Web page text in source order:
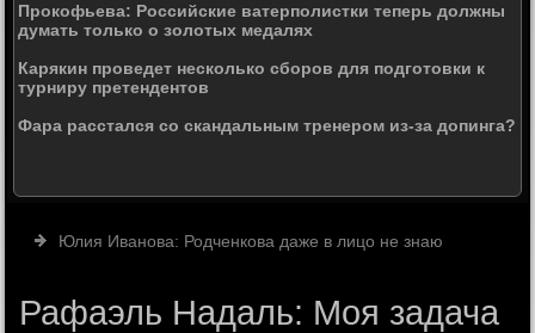
Прокофьева: Российские ватерполистки теперь должны
думать только о золотых медалях
Карякин проведет несколько сборов для подготовки к
турниру претендентов
Фара расстался со скандальным тренером из-за допинга?
Юлия Иванова: Родченкова даже в лицо не знаю
Рафаэль Надаль: Моя задача